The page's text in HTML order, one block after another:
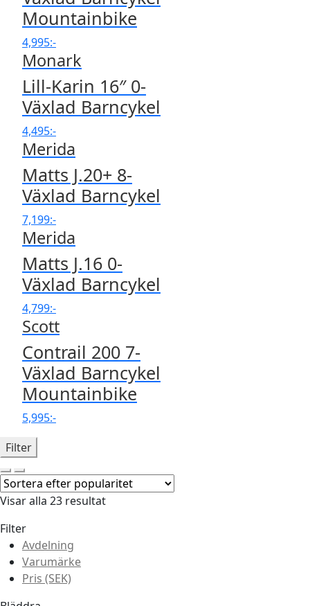
Mountainbike
4,995:-
Monark
Lill-Karin 16″ 0-
Växlad Barncykel
4,495:-
Merida
Matts J.20+ 8-
Växlad Barncykel
7,199:-
Merida
Matts J.16 0-
Växlad Barncykel
4,799:-
Scott
Contrail 200 7-
Växlad Barncykel
Mountainbike
5,995:-
Filter
Visar alla 23 resultat
Filter
Avdelning
Varumärke
Pris (SEK)